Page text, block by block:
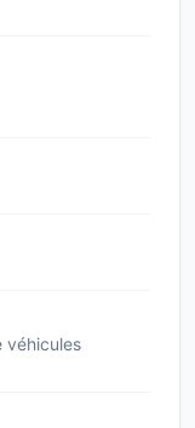
véhicules